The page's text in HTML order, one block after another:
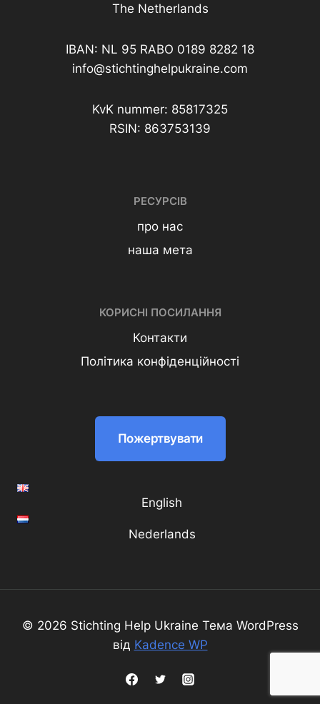
The Netherlands
IBAN: NL 95 RABO 0189 8282 18
info@stichtinghelpukraine.com
KvK nummer: 85817325
RSIN: 863753139
РЕСУРСІВ
про нас
наша мета
КОРИСНІ ПОСИЛАННЯ
Контакти
Політика конфіденційності
Пожертвувати
English
Nederlands
© 2026 Stichting Help Ukraine Тема WordPress
від Kadence WP